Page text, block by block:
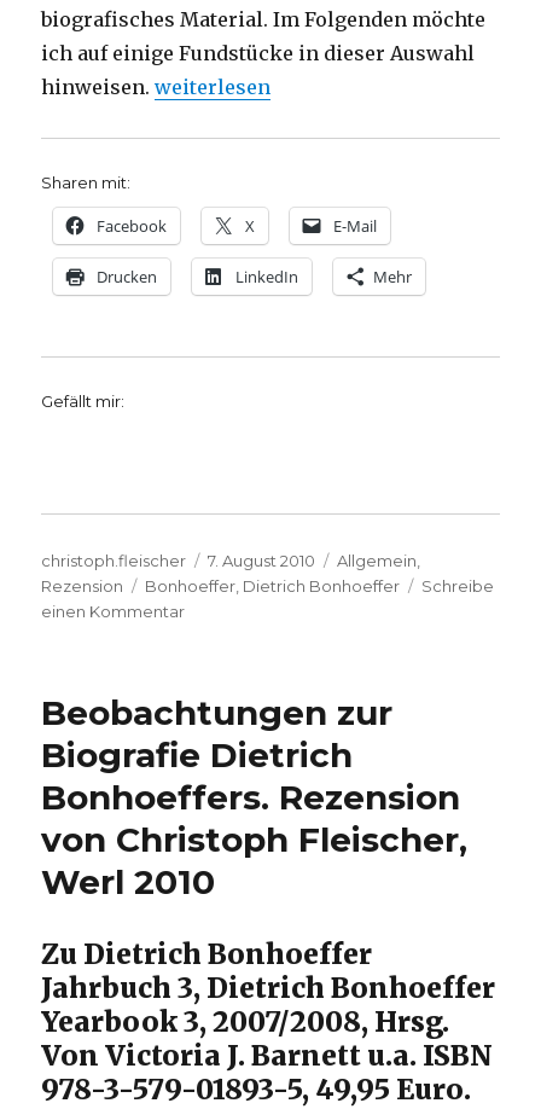
biografisches Material. Im Folgenden möchte
ich auf einige Fundstücke in dieser Auswahl
hinweisen.„Bonhoeffer lesen – Rezension zur
weiterlesen
Sharen mit:
Facebook X E-Mail
Drucken LinkedIn Mehr
Gefällt mir:
Autor
christoph.fleischer
Veröffentlicht
am
7. August 2010 Kategorien
Allgemein
Rezension
Schlagwörter
Bonhoeffer Dietrich Bonhoeffer
Schreibe
einen Kommentarzu
Rezension
Bonhoeffer
Auswahl
–
Christoph
Fleischer
Werl
Beobachtungen zur
Biografie Dietrich
Bonhoeffers. Rezension
von Christoph Fleischer,
Werl 2010
Zu Dietrich Bonhoeffer
Jahrbuch 3, Dietrich Bonhoeffer
Yearbook 3, 2007/2008, Hrsg.
Von Victoria J. Barnett u.a. ISBN
978-3-579-01893-5, 49,95 Euro.